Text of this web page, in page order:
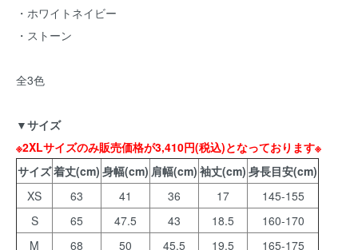
・ホワイトネイビー
・ストーン
全3色
▼サイズ
※2XLサイズのみ販売価格が3,410円(税込)となっております※
サイズ着丈(cm) 身幅(cm) 肩幅(cm) 袖丈(cm) 身長目安(cm)
XS
63 41 36 17
145-155
S
65 47.5 43 18.5
160-170
M
68 50 45.5 19.5 165-175